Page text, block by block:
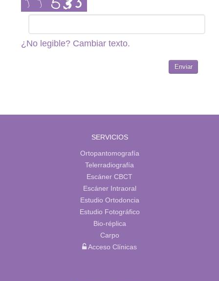
¿No legible? Cambiar texto.
Enviar
SERVICIOS
Ortopantomografía
Telerradiografía
Escáner CBCT
Escáner Intraoral
Estudio Ortodoncia
Estudio Fotográfico
Bio-réplica
Carpo
Acceso Clínicas